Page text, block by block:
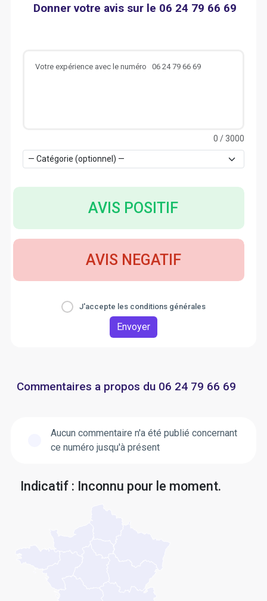
Donner votre avis sur le 06 24 79 66 69
0 / 3000
AVIS POSITIF
AVIS NEGATIF
J'accepte les conditions générales
Envoyer
Commentaires a propos du 06 24 79 66 69
Aucun commentaire n'a été publié concernant
ce numéro jusqu'à présent
Indicatif : Inconnu pour le moment.